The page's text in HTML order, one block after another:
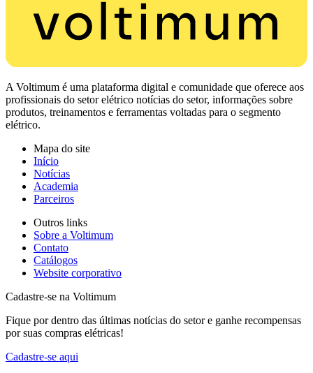
A Voltimum é uma plataforma digital e comunidade que oferece aos
profissionais do setor elétrico notícias do setor, informações sobre
produtos, treinamentos e ferramentas voltadas para o segmento
elétrico.
Mapa do site
Início
Notícias
Academia
Parceiros
Outros links
Sobre a Voltimum
Contato
Catálogos
Website corporativo
Cadastre-se na Voltimum
Fique por dentro das últimas notícias do setor e ganhe recompensas
por suas compras elétricas!
Cadastre-se aqui